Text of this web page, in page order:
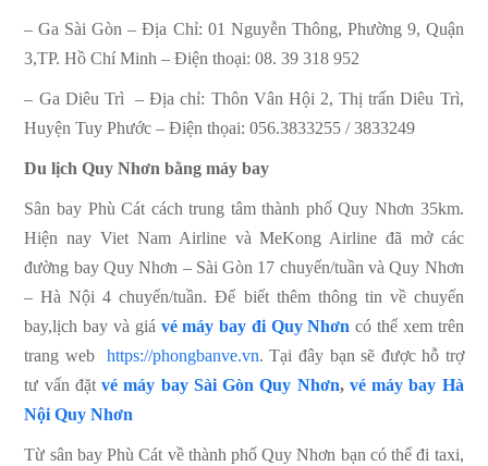
– Ga Sài Gòn – Địa Chỉ: 01 Nguyễn Thông, Phường 9, Quận
3,TP. Hồ Chí Minh – Điện thoại: 08. 39 318 952
– Ga Diêu Trì – Địa chỉ: Thôn Vân Hội 2, Thị trấn Diêu Trì,
Huyện Tuy Phước – Điện thọai: 056.3833255 / 3833249
Du lịch Quy Nhơn bằng máy bay
Sân bay Phù Cát cách trung tâm thành phố Quy Nhơn 35km.
Hiện nay Viet Nam Airline và MeKong Airline đã mở các
đường bay Quy Nhơn – Sài Gòn 17 chuyến/tuần và Quy Nhơn
– Hà Nội 4 chuyến/tuần. Để biết thêm thông tin về chuyến
bay,lịch bay và giá vé máy bay đi Quy Nhơn có thể xem trên
trang web https://phongbanve.vn. Tại đây bạn sẽ được hỗ trợ
tư vấn đặtvé máy bay Sài GònQuy Nhơn, vé máy bay Hà
NộiQuy Nhơn
Từ sân bay Phù Cát về thành phố Quy Nhơn bạn có thể đi taxi,